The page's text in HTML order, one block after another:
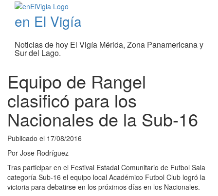
en El Vigía
Noticias de hoy El Vigía Mérida, Zona Panamericana y
Sur del Lago.
Equipo de Rangel
clasificó para los
Nacionales de la Sub-16
Publicado el 17/08/2016
Por Jose Rodríguez
Tras participar en el Festival Estadal Comunitario de Futbol Sala
categoría Sub-16 el equipo local Académico Futbol Club logró la
victoria para debatirse en los próximos días en los Nacionales.